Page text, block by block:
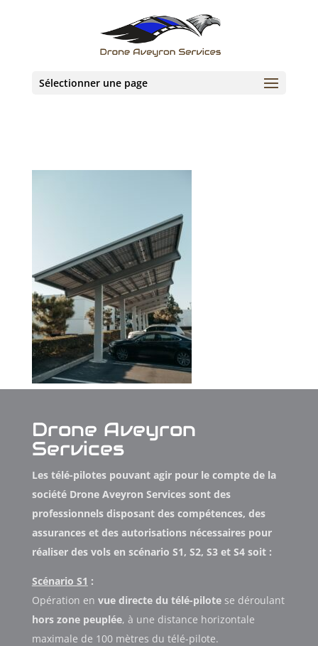
Sélectionner une page
Drone Aveyron
Services
Les télé-pilotes pouvant agir pour le compte de la
société Drone Aveyron Services sont des
professionnels disposant des compétences, des
assurances et des autorisations nécessaires pour
réaliser des vols en scénario S1, S2, S3 et S4 soit :
Scénario S1 :
Opération en vue directe du télé-pilotese déroulant
hors zone peuplée, à une distance horizontale
maximale de 100 mètres du télé-pilote.